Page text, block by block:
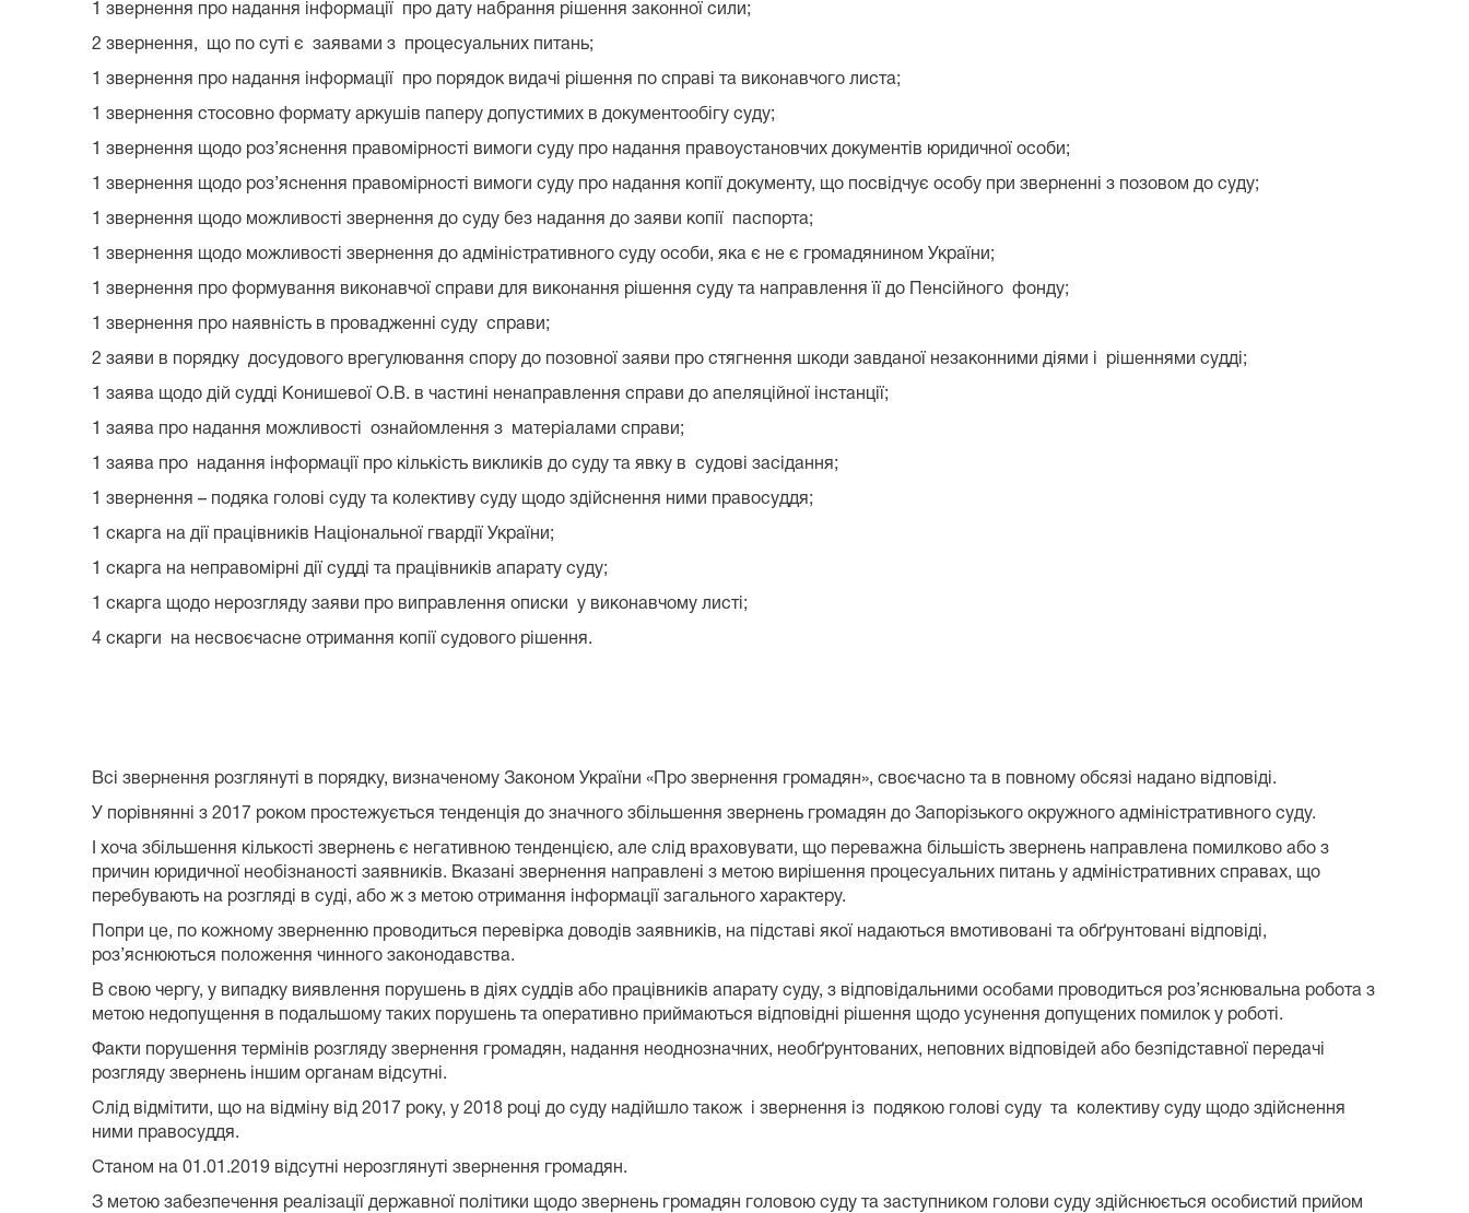
1 звернення про надання інформації про дату набрання рішення законної сили;
2 звернення, що по суті є заявами з процесуальних питань;
1 звернення про надання інформації про порядок видачі рішення по справі та виконавчого листа;
1 звернення стосовно формату аркушів паперу допустимих в документообігу суду;
1 звернення щодо роз’яснення правомірності вимоги суду про надання правоустановчих документів юридичної особи;
1 звернення щодо роз’яснення правомірності вимоги суду про надання копії документу, що посвідчує особу при зверненні з позовом до суду;
1 звернення щодо можливості звернення до суду без надання до заяви копії паспорта;
1 звернення щодо можливості звернення до адміністративного суду особи, яка є не є громадянином України;
1 звернення про формування виконавчої справи для виконання рішення суду та направлення її до Пенсійного фонду;
1 звернення про наявність в провадженні суду справи;
2 заяви в порядку досудового врегулювання спору до позовної заяви про стягнення шкоди завданої незаконними діями і рішеннями судді;
1 заява щодо дій судді Конишевої О.В. в частині ненаправлення справи до апеляційної інстанції;
1 заява про надання можливості ознайомлення з матеріалами справи;
1 заява про надання інформації про кількість викликів до суду та явку в судові засідання;
1 звернення – подяка голові суду та колективу суду щодо здійснення ними правосуддя;
1 скарга на дії працівників Національної гвардії України;
1 скарга на неправомірні дії судді та працівників апарату суду;
1 скарга щодо нерозгляду заяви про виправлення описки у виконавчому листі;
4 скарги на несвоєчасне отримання копії судового рішення.
Всі звернення розглянуті в порядку, визначеному Законом України «Про звернення громадян», своєчасно та в повному обсязі надано відповіді.
У порівнянні з 2017 роком простежується тенденція до значного збільшення звернень громадян до Запорізького окружного адміністративного суду.
І хоча збільшення кількості звернень є негативною тенденцією, але слід враховувати, що переважна більшість звернень направлена помилково або з
причин юридичної необізнаності заявників. Вказані звернення направлені з метою вирішення процесуальних питань у адміністративних справах, що
перебувають на розгляді в суді, або ж з метою отримання інформації загального характеру.
Попри це, по кожному зверненню проводиться перевірка доводів заявників, на підставі якої надаються вмотивовані та обґрунтовані відповіді,
роз’яснюються положення чинного законодавства.
В свою чергу, у випадку виявлення порушень в діях суддів або працівників апарату суду, з відповідальними особами проводиться роз’яснювальна робота з
метою недопущення в подальшому таких порушень та оперативно приймаються відповідні рішення щодо усунення допущених помилок у роботі.
Факти порушення термінів розгляду звернення громадян, надання неоднозначних, необґрунтованих, неповних відповідей або безпідставної передачі
розгляду звернень іншим органам відсутні.
Слід відмітити, що на відміну від 2017 року, у 2018 році до суду надійшло також і звернення із подякою голові суду та колективу суду щодо здійснення
ними правосуддя.
Станом на 01.01.2019 відсутні нерозглянуті звернення громадян.
З метою забезпечення реалізації державної політики щодо звернень громадян головою суду та заступником голови суду здійснюється особистий прийом